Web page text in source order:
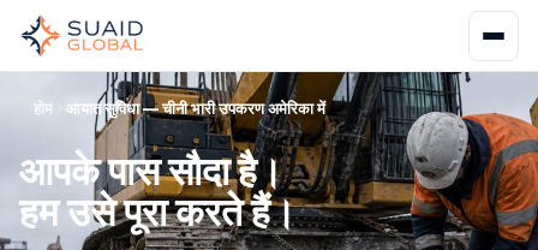
होम आयात सुविधा — चीनी भारी उपकरण अमेरिका में
आपके पास सौदा है।
हम उसे पूरा करते हैं।